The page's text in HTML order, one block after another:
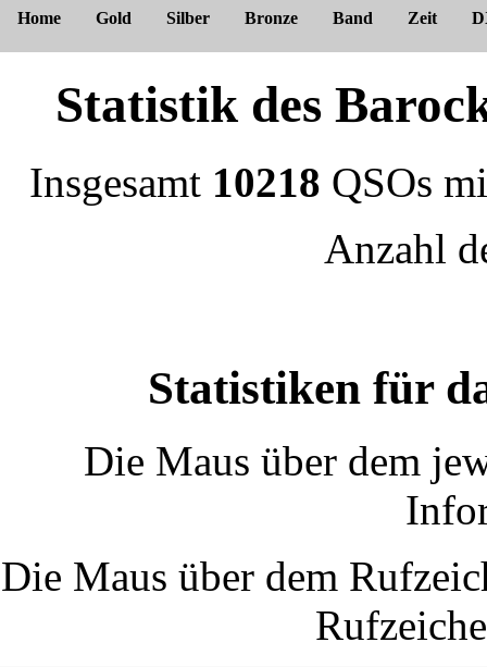
Home Gold Silber Bronze Band Zeit
Statistik des
Insgesamt 10218 QSOs
Anzahl
Statistiken für
Die Maus über dem
Die Maus über dem